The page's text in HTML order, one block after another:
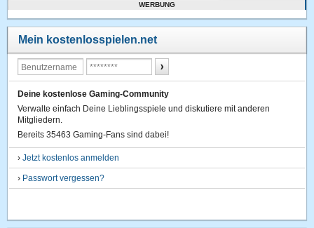
WERBUNG
Mein kostenlosspielen.net
Deine kostenlose Gaming-Community
Verwalte einfach Deine Lieblingsspiele und diskutiere mit anderen
Mitgliedern.
Bereits 35463 Gaming-Fans sind dabei!
›Jetzt kostenlos anmelden
› Passwort vergessen?